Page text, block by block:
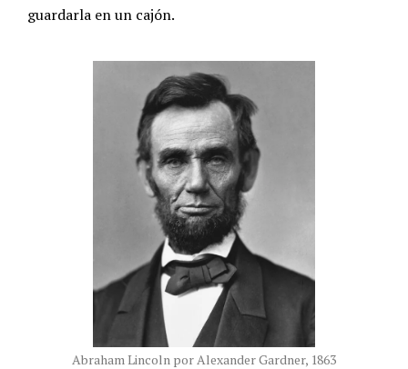
guardarla en un cajón.
Abraham Lincoln por Alexander Gardner, 1863